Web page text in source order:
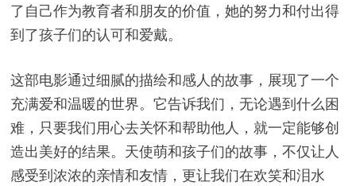
了自己作为教育者和朋友的价值，她的努力和付出得
到了孩子们的认可和爱戴。
这部电影通过细腻的描绘和感人的故事，展现了一个
充满爱和温暖的世界。它告诉我们，无论遇到什么困
难，只要我们用心去关怀和帮助他人，就一定能够创
造出美好的结果。天使萌和孩子们的故事，不仅让人
感受到浓浓的亲情和友情，更让我们在欢笑和泪水